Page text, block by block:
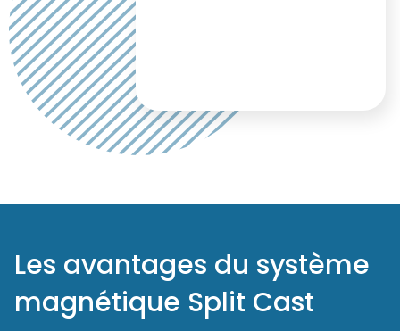
Les avantages du système
magnétique Split Cast